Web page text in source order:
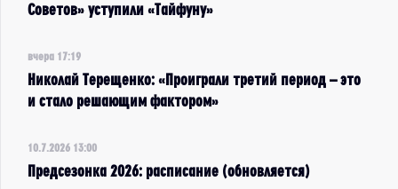
Советов» уступили «Тайфуну»
вчера 17:19
Николай Терещенко: «Проиграли третий период – это
и стало решающим фактором»
10.7.2026 13:00
Предсезонка 2026: расписание (обновляется)